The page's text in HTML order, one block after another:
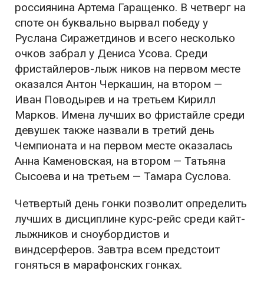
россиянина Артема Гаращенко. В четверг на
споте он буквально вырвал победу у
Руслана Сиражетдинов и всего несколько
очков забрал у Дениса Усова. Среди
фристайлеров-лыж ников на первом месте
оказался Антон Черкашин, на втором —
Иван Поводырев и на третьем Кирилл
Марков. Имена лучших во фристайле среди
девушек также назвали в третий день
Чемпионата и на первом месте оказалась
Анна Каменовская, на втором — Татьяна
Сысоева и на третьем — Тамара Суслова.
Четвертый день гонки позволит определить
лучших в дисциплине курс-рейс среди кайт-
лыжников и сноубордистов и
виндсерферов. Завтра всем предстоит
гоняться в марафонских гонках.